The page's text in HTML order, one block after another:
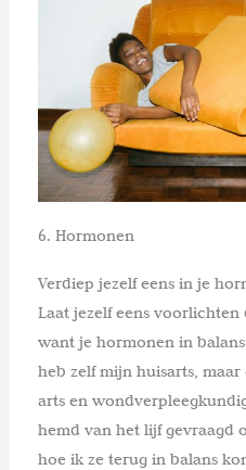
6. Hormonen
Verdiep jezelf eens in je
Laat jezelf eens voorlichten
want je hormonen in
heb zelf mijn huisarts,
arts en
hemd van het lijf gevraagd
hoe ik ze terug in balans